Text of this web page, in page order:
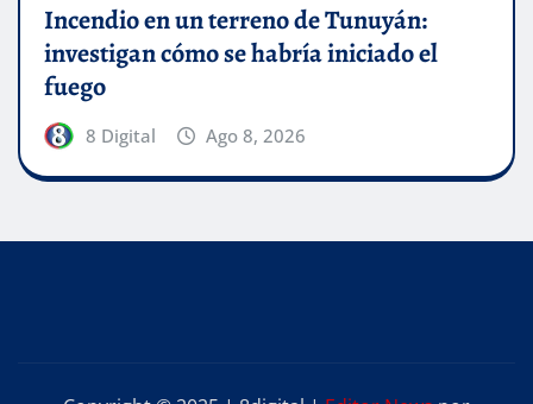
Incendio en un terreno de Tunuyán:
investigan cómo se habría iniciado el
fuego
8 Digital Ago 8, 2026